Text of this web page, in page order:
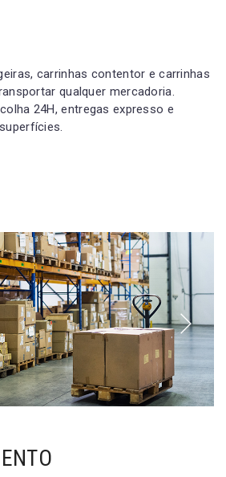
carrinhas contentor e carrinhas
qualquer mercadoria.
24H, entregas expresso e